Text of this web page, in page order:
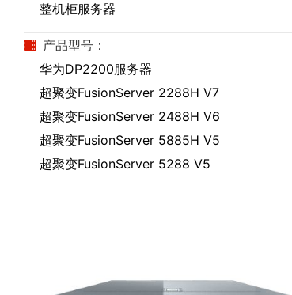
整机柜服务器
产品型号：
华为DP2200服务器
超聚变FusionServer 2288H V7
超聚变FusionServer 2488H V6
超聚变FusionServer 5885H V5
超聚变FusionServer 5288 V5